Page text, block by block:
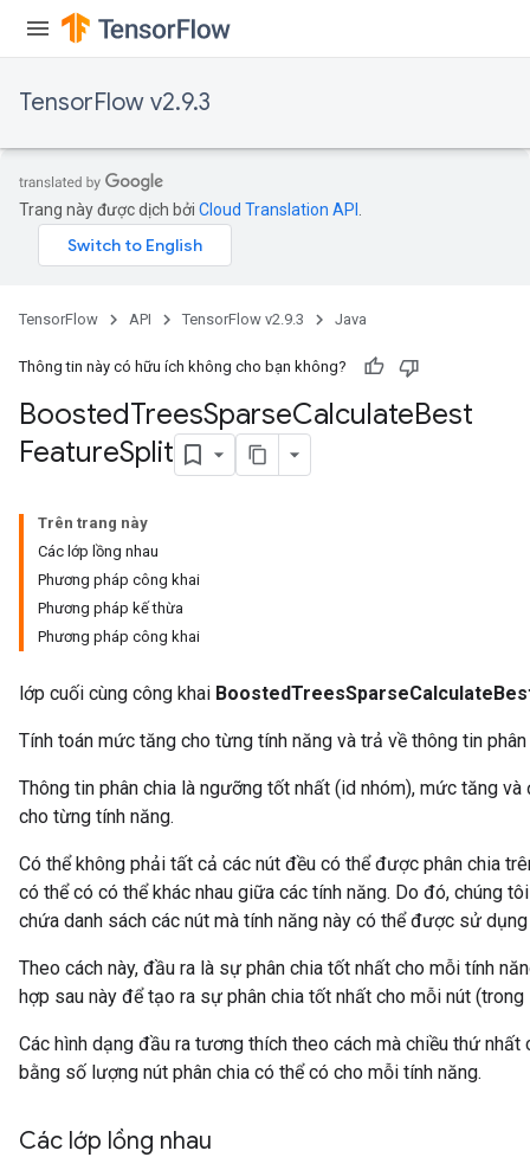
TensorFlow v2.9.3
Trang này được dịch bởi Cloud Translation API
TensorFlow API TensorFlow v2.9.3 Java
Thông tin này có hữu ích không cho bạn không?
BoostedTreesSparseCalculateBest
FeatureSplit
Trên trang này
Các lớp lồng nhau
Phương pháp công khai
Phương pháp kế thừa
Phương pháp công khai
lớp cuối cùng công khai
Tính toán mức tăng cho từng tính năng và trả về thông tin
Thông tin phân chia là ngưỡng tốt nhất (id nhóm), mức tăng
cho từng tính năng.
Có thể không phải tất cả các nút đều có thể được phân chia
có thể có có thể khác nhau giữa các tính năng. Do đó, chúng
chứa danh sách các nút mà tính năng này có thể được sử
Theo cách này, đầu ra là sự phân chia tốt nhất cho mỗi tính
hợp sau này để tạo ra sự phân chia tốt nhất cho mỗi nút
Các hình dạng đầu ra tương thích theo cách mà chiều thứ
bằng số lượng nút phân chia có thể có cho mỗi tính năng.
Các lớp lồng nhau